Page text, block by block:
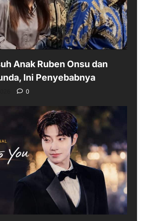
Anak Ruben Onsu dan
Ini Penyebabnya
0